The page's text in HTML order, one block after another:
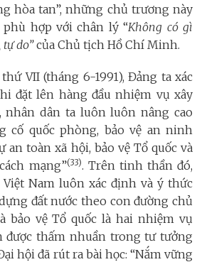
hòa tan”, những chủ trương này
phù hợp với chân lý “Không có gì
do”của Chủ tịch Hồ Chí Minh.
VII (tháng 6-1991), Đảng ta xác
đặt lên hàng đầu nhiệm vụ xây
nhân dân ta luôn luôn nâng cao
cố quốc phòng, bảo vệ an ninh
toàn xã hội, bảo vệ Tổ quốc và
mạng”(33). Trên tinh thần đó,
Nam luôn xác định và ý thức
đất nước theo con đường chủ
bảo vệ Tổ quốc là hai nhiệm vụ
được thấm nhuần trong tư tưởng
hội đã rút ra bài học: “Nắm vững